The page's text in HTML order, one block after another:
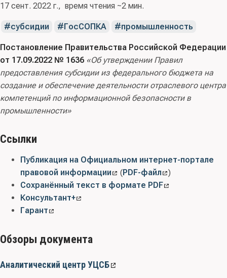
17 сент. 2022 г. время чтения ~2 мин.
субсидии ГосСОПКА промышленность
Постановление Правительства Российской Федерации
от 17.09.2022 № 1636 «Об утверждении Правил
предоставления субсидии из федерального бюджета на
создание и обеспечение деятельности отраслевого центра
компетенций по информационной безопасности в
промышленности»
Ссылки
Публикация на Официальном интернет-портале
правовой информации
(PDF-файл
)
Сохранённый текст в формате PDF
Консультант+
Гарант
Обзоры документа
Аналитический центр УЦСБ